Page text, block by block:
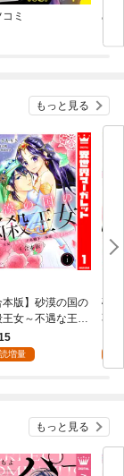
ミ め
もっと見る
本版】砂漠の国の
女～不遇な王女
黙な王弟殿下の本
きたい～ 1
増量
砂
不
い
もっと見る